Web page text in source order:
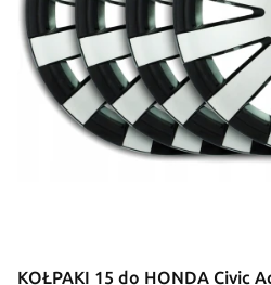
KOŁPAKI 15 do HONDA Civic